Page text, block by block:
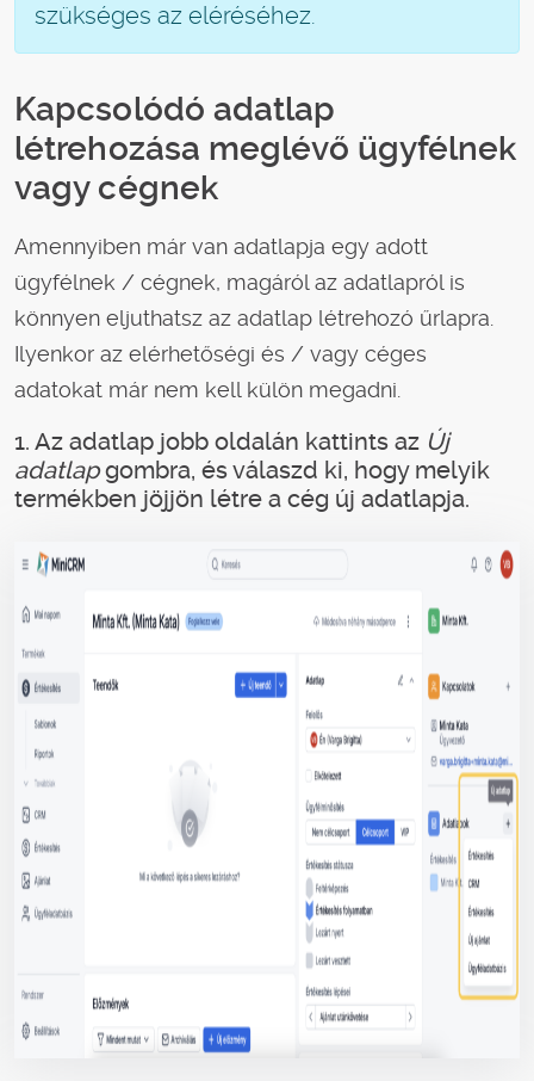
szükséges az eléréséhez.
Kapcsolódó adatlap
létrehozása meglévő ügyfélnek
vagy cégnek
Amennyiben már van adatlapja egy adott
ügyfélnek / cégnek, magáról az adatlapról is
könnyen eljuthatsz az adatlap létrehozó űrlapra.
Ilyenkor az elérhetőségi és / vagy céges
adatokat már nem kell külön megadni.
1. Az adatlap jobb oldalán kattints az Új
adatlapgombra, és válaszd ki, hogy melyik
termékben jöjjön létre a cég új adatlapja.